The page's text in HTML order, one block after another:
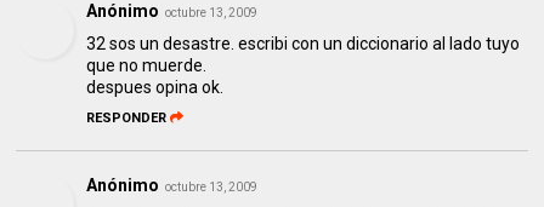
Anónimo octubre 13, 2009
32 sos un desastre. escribi con un diccionario al lado tuyo
que no muerde.
despues opina ok.
RESPONDER
Anónimo octubre 13, 2009